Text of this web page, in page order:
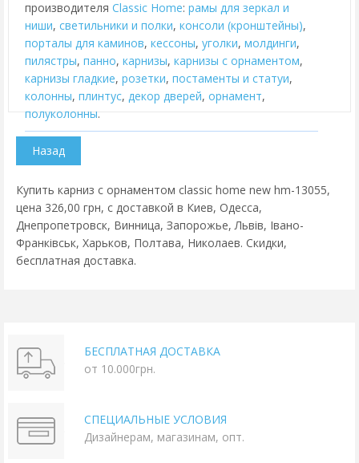
производителя Classic Home: рамы для зеркал и
ниши, cветильники и полки, консоли (кронштейны),
порталы для каминов, кессоны, уголки, молдинги,
пилястры, панно, карнизы, карнизы с орнаментом,
карнизы гладкие, розетки, постаменты и статуи,
колонны, плинтус, декор дверей, орнамент,
полуколонны.
Купить карниз с орнаментом classic home new hm-13055,
цена 326,00 грн, с доставкой в Киев, Одесса,
Днепропетровск, Винница, Запорожье, Львів, Івано-
Франківськ, Харьков, Полтава, Николаев. Скидки,
бесплатная доставка.
БЕСПЛАТНАЯ ДОСТАВКА
от 10.000грн.
СПЕЦИАЛЬНЫЕ УСЛОВИЯ
Дизайнерам, магазинам, опт.